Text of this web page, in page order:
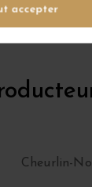
accepter
Cheurlin-